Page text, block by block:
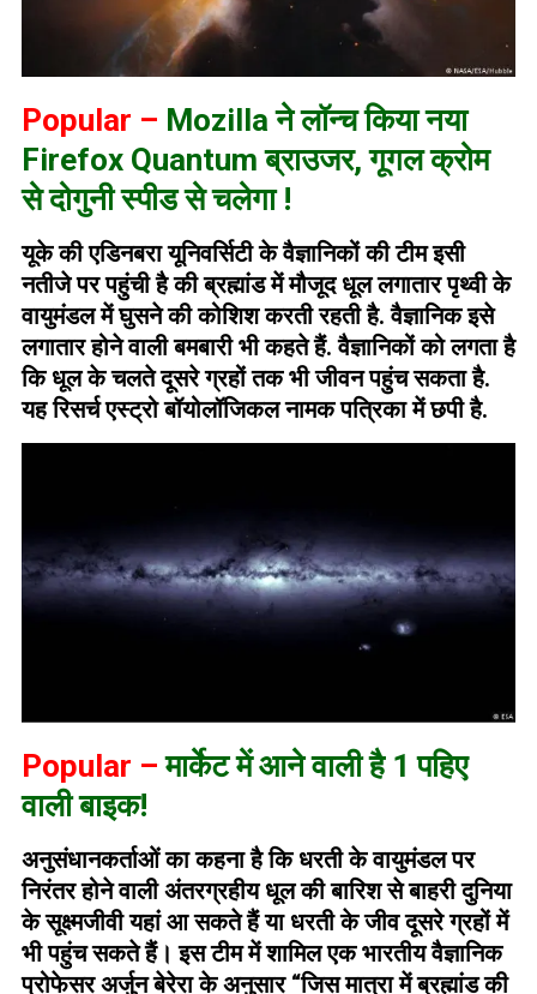
Popular – Mozilla ने लॉन्च किया नया
Firefox Quantum ब्राउजर, गूगल क्रोम
से दोगुनी स्पीड से चलेगा !
यूके की एडिनबरा यूनिवर्सिटी के वैज्ञानिकों की टीम इसी
नतीजे पर पहुंची है की ब्रह्मांड में मौजूद धूल लगातार पृथ्वी के
वायुमंडल में घुसने की कोशिश करती रहती है. वैज्ञानिक इसे
लगातार होने वाली बमबारी भी कहते हैं. वैज्ञानिकों को लगता है
कि धूल के चलते दूसरे ग्रहों तक भी जीवन पहुंच सकता है.
यह रिसर्च एस्ट्रो बॉयोलॉजिकल नामक पत्रिका में छपी है.
Popular –मार्केट में आने वाली है 1 पहिए
वाली बाइक!
अनुसंधानकर्ताओं का कहना है कि धरती के वायुमंडल पर
निरंतर होने वाली अंतरग्रहीय धूल की बारिश से बाहरी दुनिया
के सूक्ष्मजीवी यहां आ सकते हैं या धरती के जीव दूसरे ग्रहों में
भी पहुंच सकते हैं। इस टीम में शामिल एक भारतीय वैज्ञानिक
प्रोफेसर अर्जुन बेरेरा के अनुसार “जिस मात्रा में ब्रह्मांड की